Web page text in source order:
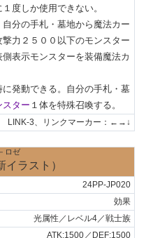
度しか使用できない。
分の手札・墓地から魔法カー
力２５００以下のモンスター
表示モンスターを装備魔法カ
発動できる。自分の手札・墓
スター １体を特殊召喚する。
LINK-3、リンクマーカー：←→↓
ロゼ
イラスト）
24PP-JP020
効果
光属性／レベル4／戦士族
ATK:1500／DEF:1500